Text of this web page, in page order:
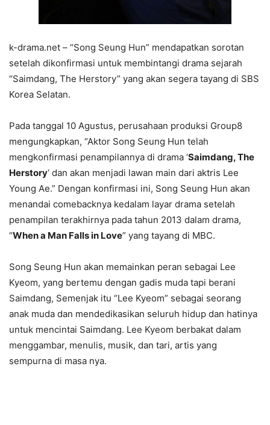
k-drama.net – “Song Seung Hun” mendapatkan sorotan
setelah dikonfirmasi untuk membintangi drama sejarah
“Saimdang, The Herstory” yang akan segera tayang di SBS
Korea Selatan.
Pada tanggal 10 Agustus, perusahaan produksi Group8
mengungkapkan, “Aktor Song Seung Hun telah
mengkonfirmasi penampilannya di drama ‘Saimdang, The
Herstory‘ dan akan menjadi lawan main dari aktris Lee
Young Ae.” Dengan konfirmasi ini, Song Seung Hun akan
menandai comebacknya kedalam layar drama setelah
penampilan terakhirnya pada tahun 2013 dalam drama,
“When a Man Falls in Love” yang tayang di MBC.
Song Seung Hun akan memainkan peran sebagai Lee
Kyeom, yang bertemu dengan gadis muda tapi berani
Saimdang, Semenjak itu “Lee Kyeom” sebagai seorang
anak muda dan mendedikasikan seluruh hidup dan hatinya
untuk mencintai Saimdang. Lee Kyeom berbakat dalam
menggambar, menulis, musik, dan tari, artis yang
sempurna di masa nya.